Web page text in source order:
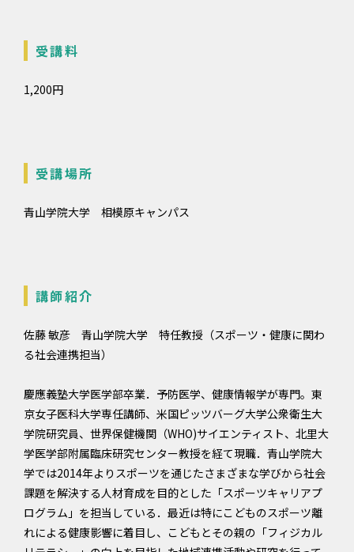
受講料
1,200円
受講場所
青山学院大学 相模原キャンパス
講師紹介
佐藤 敏彦 青山学院大学 特任教授（スポーツ・健康に関わ
る社会連携担当）
慶應義塾大学医学部卒業．予防医学、健康情報学が専門。東
京女子医科大学専任講師、米国ピッツバーグ大学公衆衛生大
学院研究員、世界保健機関（WHO)サイエンティスト、北里大
学医学部附属臨床研究センター教授を経て現職．青山学院大
学では2014年よりスポーツを通じたさまざまな学びから社会
課題を解決する人材育成を目的とした「スポーツキャリアプ
ログラム」を担当している．最近は特にこどものスポーツ離
れによる健康影響に着目し、こどもとその親の「フィジカル